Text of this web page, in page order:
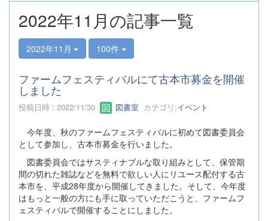
2022年11月の記事一覧
2022年11月 100件
ファームフェスティバルにて古本市募金を開催
しました
投稿日時 : 2022/11/30 図書室 カテゴリ:イベント
今年度、秋のファームフェスティバルに初めて図書委員会
として参加し、古本市募金を行いました。
図書委員会ではサスティナブルな取り組みとして、保管期
間の切れた雑誌などを無料で欲しい人にリユース配付する古
本市を、平成28年度から開催してきました。そして、今年度
はもっと一般の方にも手に取っていただこうと、ファームフ
ェスティバルで開催することにしました。